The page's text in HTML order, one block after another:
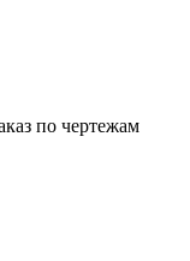
по чертежам